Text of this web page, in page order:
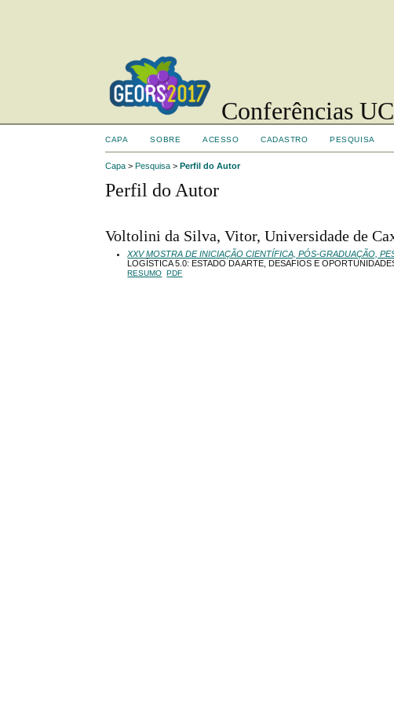
Conferências
CAPA SOBRE ACESSO CADASTRO PESQUISA
Capa >Pesquisa >Perfil do Autor
Perfil do Autor
Voltolini da Silva, Vitor, Universidade de
XXV MOSTRA DE INICIAÇÃO CIENTÍFICA, PÓS-GRADUAÇÃO,
LOGÍSTICA 5.0: ESTADO DA ARTE, DESAFIOS E
RESUMO PDF